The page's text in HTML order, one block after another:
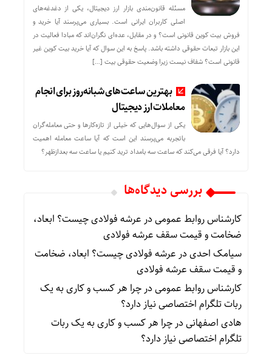
مسئله قانون‌مندی بازار ارز دیجیتال، یکی از دغدغه‌های
اصلی کاربران ایرانی است. بسیاری می‌پرسند آیا خرید و
فروش بیت کوین قانونی است؟ و در مقابل، عده‌ای نگران‌اند که مبادا فعالیت در
این بازار تبعات حقوقی داشته باشد. پاسخ به این سوال که آیا خرید بیت کوین غیر
قانونی است؟ شفاف نیست زیرا وضعیت حقوقی بیت‌ […]
بهترین ساعت‌های شبانه‌روز برای انجام
معاملات ارز دیجیتال
یکی از سوال‌هایی که خیلی از تازه‌کارها و حتی معامله‌گران
باتجربه می‌پرسند این است که آیا ساعت معامله اهمیت
دارد؟ آیا فرقی می‌کند که ساعت سه بامداد ترید کنیم یا ساعت سه بعدازظهر؟
بررسی دیدگاه‌ها
کارشناس روابط عمومیدر عرشه فولادی چیست؟ ابعاد،
ضخامت و قیمت سقف عرشه فولادی
سیامک احدیدر عرشه فولادی چیست؟ ابعاد، ضخامت
و قیمت سقف عرشه فولادی
کارشناس روابط عمومیدرچرا هر کسب‌ و کاری به یک
ربات تلگرام اختصاصی نیاز دارد؟
هادی اصفهانیدرچرا هر کسب‌ و کاری به یک ربات
تلگرام اختصاصی نیاز دارد؟